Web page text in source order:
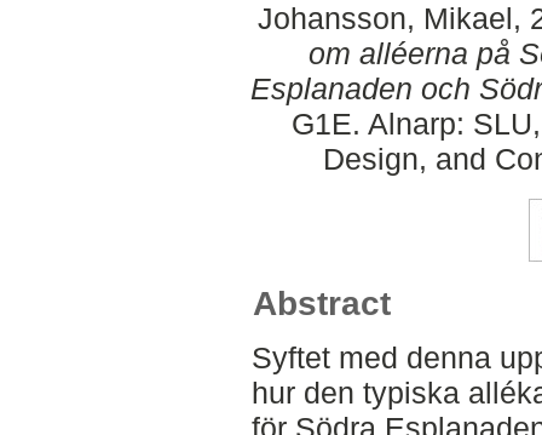
Johansson, Mikael,
om alléerna på
Esplanaden och
G1E. Alnarp:
Design, and
Abstract
Syftet med denna
hur den typiska
för Södra